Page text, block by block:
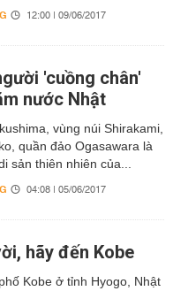
12:00 | 09/06/2017
'cuồng chân'
nước Nhật
vùng núi Shirakami,
quần đảo Ogasawara là
sản thiên nhiên của...
04:08 | 05/06/2017
hãy đến Kobe
Kobe ở tỉnh Hyogo, Nhật